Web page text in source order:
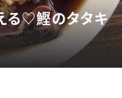
る♡鰹のタタキ